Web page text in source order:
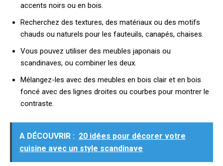
accents noirs ou en bois.
Recherchez des textures, des matériaux ou des motifs
chauds ou naturels pour les fauteuils, canapés, chaises.
Vous pouvez utiliser des meubles japonais ou
scandinaves, ou combiner les deux.
Mélangez-les avec des meubles en bois clair et en bois
foncé avec des lignes droites ou courbes pour montrer le
contraste.
A DÉCOUVRIR : 20 idées pour décorer votre
cuisine avec un style scandinave